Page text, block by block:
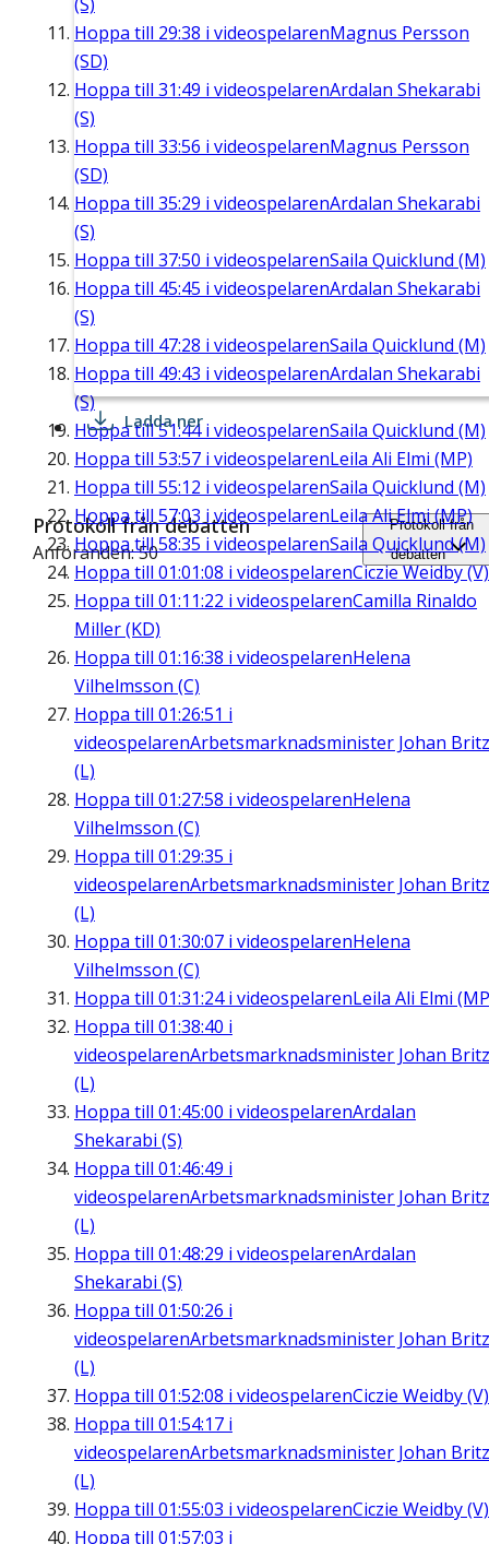
Hoppa till 29:38 i videospelarenMagnus Persson
(SD)
Hoppa till 31:49 i videospelarenArdalan Shekarabi
(S)
Hoppa till 33:56 i videospelarenMagnus Persson
(SD)
Hoppa till 35:29 i videospelarenArdalan Shekarabi
(S)
Hoppa till 37:50 i videospelarenSaila Quicklund (M)
Hoppa till 45:45 i videospelarenArdalan Shekarabi
(S)
Hoppa till 47:28 i videospelarenSaila Quicklund (M)
Hoppa till 49:43 i videospelarenArdalan Shekarabi
(S)
Hoppa till51:44i videospelarenSaila Quicklund (M)
Hoppa till 53:57 i videospelarenLeila Ali Elmi (MP)
Hoppa till 55:12 i videospelarenSaila Quicklund (M)
Hoppa till 57:03 i videospelarenLeila Ali Elmi (MP)
Hoppa till58:35 i videospelarenSaila Quicklund (M)
Hoppa till 01:01:08 i videospelarenCiczie Weidby (V)
Hoppa till 01:11:22 i videospelarenCamilla Rinaldo
Miller (KD)
Hoppa till 01:16:38 i videospelarenHelena
Vilhelmsson (C)
Hoppa till 01:26:51 i
videospelarenArbetsmarknadsminister Johan Britz
(L)
Hoppa till 01:27:58 i videospelarenHelena
Vilhelmsson (C)
Hoppa till 01:29:35 i
videospelarenArbetsmarknadsminister Johan Britz
(L)
Hoppa till 01:30:07 i videospelarenHelena
Vilhelmsson (C)
Hoppa till 01:31:24i videospelarenLeila Ali Elmi
Hoppa till 01:38:40 i
videospelarenArbetsmarknadsminister Johan Britz
(L)
Hoppa till 01:45:00 i videospelarenArdalan
Shekarabi (S)
Hoppa till 01:46:49 i
videospelarenArbetsmarknadsminister Johan Britz
(L)
Hoppa till 01:48:29 i videospelarenArdalan
Shekarabi (S)
Hoppa till 01:50:26 i
videospelarenArbetsmarknadsminister Johan Britz
(L)
Hoppa till 01:52:08 i videospelarenCiczie Weidby (V)
Hoppa till 01:54:17 i
videospelarenArbetsmarknadsminister Johan Britz
(L)
Hoppa till 01:55:03 i videospelarenCiczie Weidby (V)
Hoppa till 01:57:03 i
Ladda ner
Protokoll från debatten
Anföranden: 50
Protokoll från
debatten